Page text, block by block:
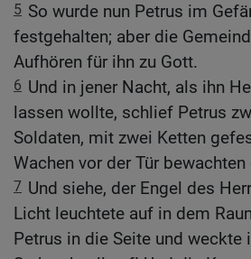
5 So wurde nun Petrus im
festgehalten; aber die
Aufhören für ihn zu Gott.
6 Und in jener Nacht, als ihn
lassen wollte, schlief Petrus
Soldaten, mit zwei Ketten
Wachen vor der Tür
7 Und siehe, der Engel des
Licht leuchtete auf in dem
Petrus in die Seite und weckte